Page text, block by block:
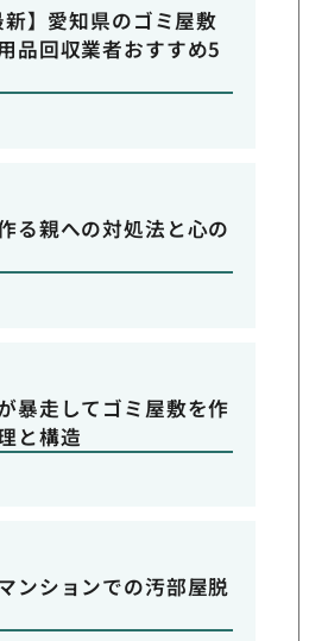
新】愛知県のゴミ屋敷
品回収業者おすすめ5
る親への対処法と心の
暴走してゴミ屋敷を作
と構造
ンションでの汚部屋脱